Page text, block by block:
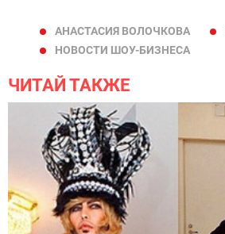
АНАСТАСИЯ ВОЛОЧКОВА
НОВОСТИ ШОУ-БИЗНЕСА
ЧИТАЙ ТАКЖЕ